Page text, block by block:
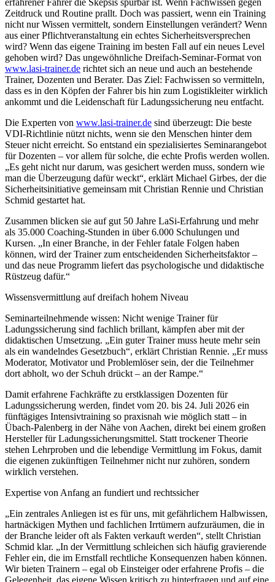
Zeitdruck und Routine prallt. Doch was passiert, wenn ein Training
nicht nur Wissen vermittelt, sondern Einstellungen verändert? Wenn
aus einer Pflichtveranstaltung ein echtes Sicherheitsversprechen
wird? Wenn das eigene Training im besten Fall auf ein neues Level
gehoben wird? Das ungewöhnliche Dreifach-Seminar-Format von
www.lasi-trainer.de richtet sich an neue und auch an bestehende
Trainer, Dozenten und Berater. Das Ziel: Fachwissen so vermitteln,
dass es in den Köpfen der Fahrer bis hin zum Logistikleiter wirklich
ankommt und die Leidenschaft für Ladungssicherung neu entfacht.
Die Experten von www.lasi-trainer.de sind überzeugt: Die beste
VDI-Richtlinie nützt nichts, wenn sie den Menschen hinter dem
Steuer nicht erreicht. So entstand ein spezialisiertes Seminarangebot
für Dozenten – vor allem für solche, die echte Profis werden wollen.
„Es geht nicht nur darum, was gesichert werden muss, sondern wie
man die Überzeugung dafür weckt“, erklärt Michael Girbes, der die
Sicherheitsinitiative gemeinsam mit Christian Rennie und Christian
Schmid gestartet hat.
Zusammen blicken sie auf gut 50 Jahre LaSi-Erfahrung und mehr
als 35.000 Coaching-Stunden in über 6.000 Schulungen und
Kursen. „In einer Branche, in der Fehler fatale Folgen haben
können, wird der Trainer zum entscheidenden Sicherheitsfaktor –
und das neue Programm liefert das psychologische und didaktische
Rüstzeug dafür.“
Wissensvermittlung auf dreifach hohem Niveau
Seminarteilnehmende wissen: Nicht wenige Trainer für
Ladungssicherung sind fachlich brillant, kämpfen aber mit der
didaktischen Umsetzung. „Ein guter Trainer muss heute mehr sein
als ein wandelndes Gesetzbuch“, erklärt Christian Rennie. „Er muss
Moderator, Motivator und Problemlöser sein, der die Teilnehmer
dort abholt, wo der Schuh drückt – an der Rampe.“
Damit erfahrene Fachkräfte zu erstklassigen Dozenten für
Ladungssicherung werden, findet vom 20. bis 24. Juli 2026 ein
fünftägiges Intensivtraining so praxisnah wie möglich statt – in
Übach-Palenberg in der Nähe von Aachen, direkt bei einem großen
Hersteller für Ladungssicherungsmittel. Statt trockener Theorie
stehen Lehrproben und die lebendige Vermittlung im Fokus, damit
die eigenen zukünftigen Teilnehmer nicht nur zuhören, sondern
wirklich verstehen.
Expertise von Anfang an fundiert und rechtssicher
„Ein zentrales Anliegen ist es für uns, mit gefährlichem Halbwissen,
hartnäckigen Mythen und fachlichen Irrtümern aufzuräumen, die in
der Branche leider oft als Fakten verkauft werden“, stellt Christian
Schmid klar. „In der Vermittlung schleichen sich häufig gravierende
Fehler ein, die im Ernstfall rechtliche Konsequenzen haben können.
Wir bieten Trainern – egal ob Einsteiger oder erfahrene Profis – die
Gelegenheit, das eigene Wissen kritisch zu hinterfragen und auf eine